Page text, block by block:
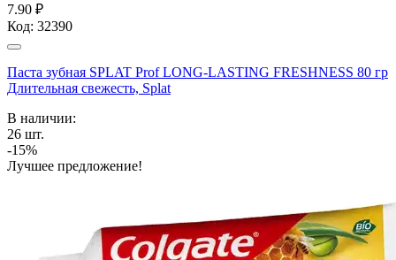
7.90 ₽
Код: 32390
Паста зубная SPLAT Prof LONG-LASTING FRESHNESS 80 гр
Длительная свежесть, Splat
В наличии:
26 шт.
-15%
Лучшее предложение!